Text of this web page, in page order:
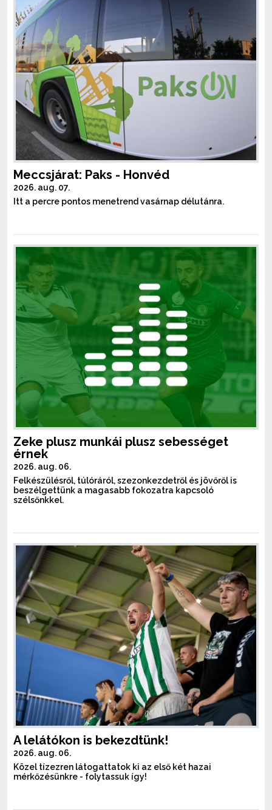
Meccsjárat: Paks - Honvéd
2026. aug. 07.
Itt a percre pontos menetrend vasárnap délutánra.
Zeke plusz munkái plusz sebességet
érnek
2026. aug. 06.
Felkészülésről, túlóráról, szezonkezdetről és jövőről is
beszélgettünk a magasabb fokozatra kapcsoló
szélsőnkkel.
A lelátókon is bekezdtünk!
2026. aug. 06.
Közel tízezren látogattatok ki az első két hazai
mérkőzésünkre - folytassuk így!